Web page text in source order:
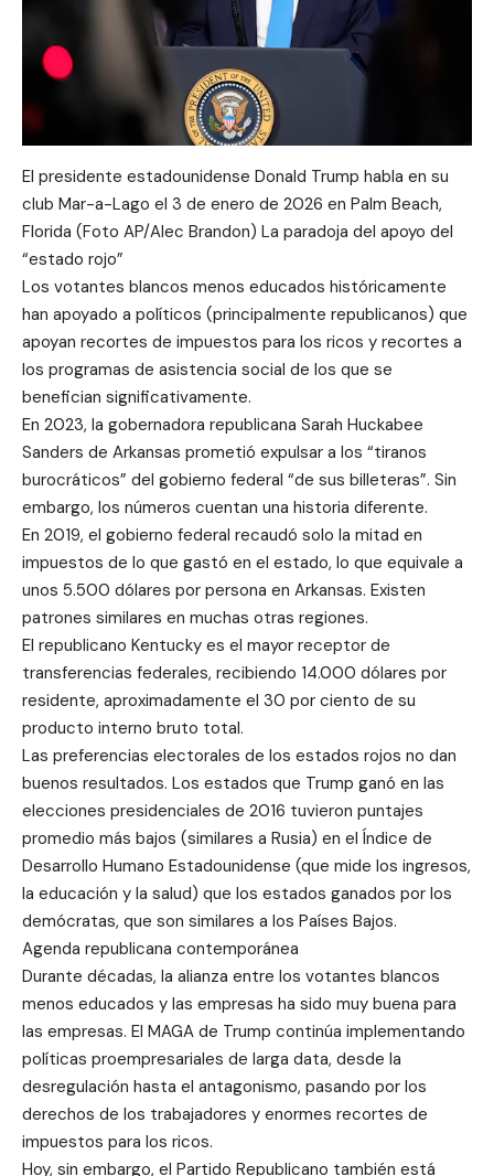
El presidente estadounidense Donald Trump habla en su
club Mar-a-Lago el 3 de enero de 2026 en Palm Beach,
Florida (Foto AP/Alec Brandon) La paradoja del apoyo del
“estado rojo”
Los votantes blancos menos educados históricamente
han apoyado a políticos (principalmente republicanos) que
apoyan recortes de impuestos para los ricos y recortes a
los programas de asistencia social de los que se
benefician significativamente.
En 2023, la gobernadora republicana Sarah Huckabee
Sanders de Arkansas prometió expulsar a los “tiranos
burocráticos” del gobierno federal “de sus billeteras”. Sin
embargo, los números cuentan una historia diferente.
En 2019, el gobierno federal recaudó solo la mitad en
impuestos de lo que gastó en el estado, lo que equivale a
unos 5.500 dólares por persona en Arkansas. Existen
patrones similares en muchas otras regiones.
El republicano Kentucky es el mayor receptor de
transferencias federales, recibiendo 14.000 dólares por
residente, aproximadamente el 30 por ciento de su
producto interno bruto total.
Las preferencias electorales de los estados rojos no dan
buenos resultados. Los estados que Trump ganó en las
elecciones presidenciales de 2016 tuvieron puntajes
promedio más bajos (similares a Rusia) en el Índice de
Desarrollo Humano Estadounidense (que mide los ingresos,
la educación y la salud) que los estados ganados por los
demócratas, que son similares a los Países Bajos.
Agenda republicana contemporánea
Durante décadas, la alianza entre los votantes blancos
menos educados y las empresas ha sido muy buena para
las empresas. El MAGA de Trump continúa implementando
políticas proempresariales de larga data, desde la
desregulación hasta el antagonismo, pasando por los
derechos de los trabajadores y enormes recortes de
impuestos para los ricos.
Hoy, sin embargo, el Partido Republicano también está